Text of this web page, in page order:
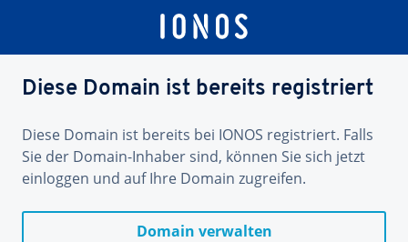
Diese Domain ist bereits registriert
Diese Domain ist bereits bei IONOS registriert. Falls
Sie der Domain-Inhaber sind, können Sie sich jetzt
einloggen und auf Ihre Domain zugreifen.
Domain verwalten